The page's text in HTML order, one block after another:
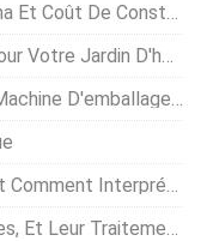
De Construction
D'herbes Aromatiques
À Système Volumétrique
Et Les Inconvénients De L'ALENA)
Et Leur Traitement